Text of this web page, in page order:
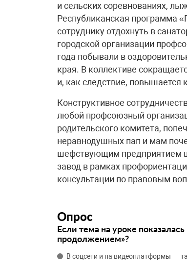
и сельских соревнованиях,
Республиканская программа
сотруднику отдохнуть в
городской организации
года побывали в
края. В коллективе
и, как следствие, повышается
Конструктивное
любой профсоюзный
родительского комитета,
неравнодушных пап и мам
шефствующим предприятием
завод в рамках
консультации по правовым
Опрос
Если тема на уроке
продолжением»?
В соцсети и на видеоплатформы —